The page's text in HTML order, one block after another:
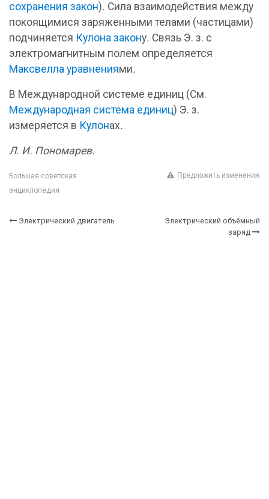
сохранения закон). Сила взаимодействия между
покоящимися заряженными телами (частицами)
подчиняется Кулона закону. Связь Э. з. с
электромагнитным полем определяется
Максвелла уравнениями.
В Международной системе единиц (См.
Международная система единиц) Э. з.
измеряется в Кулонах.
Л. И. Пономарев.
Большая советская
энциклопедия
Предложить изменения
Электрический двигатель
Электрический объёмный
заряд